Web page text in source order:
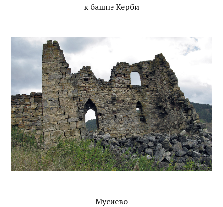
к башне Керби
Мусиево